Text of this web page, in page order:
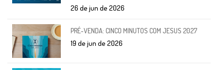
26 de jun de 2026
PRÉ-VENDA: CINCO MINUTOS COM JESUS 2027
19 de jun de 2026